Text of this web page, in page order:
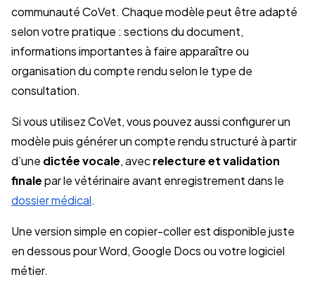
communauté CoVet. Chaque modèle peut être adapté
selon votre pratique : sections du document,
informations importantes à faire apparaître ou
organisation du compte rendu selon le type de
consultation.
Si vous utilisez CoVet, vous pouvez aussi configurer un
modèle puis générer un compte rendu structuré à partir
d’une dictée vocale, avecrelecture et validation
finalepar le vétérinaire avant enregistrement dans le
dossier médical.
Une version simple en copier-coller est disponible juste
en dessous pour Word, Google Docs ou votre logiciel
métier.